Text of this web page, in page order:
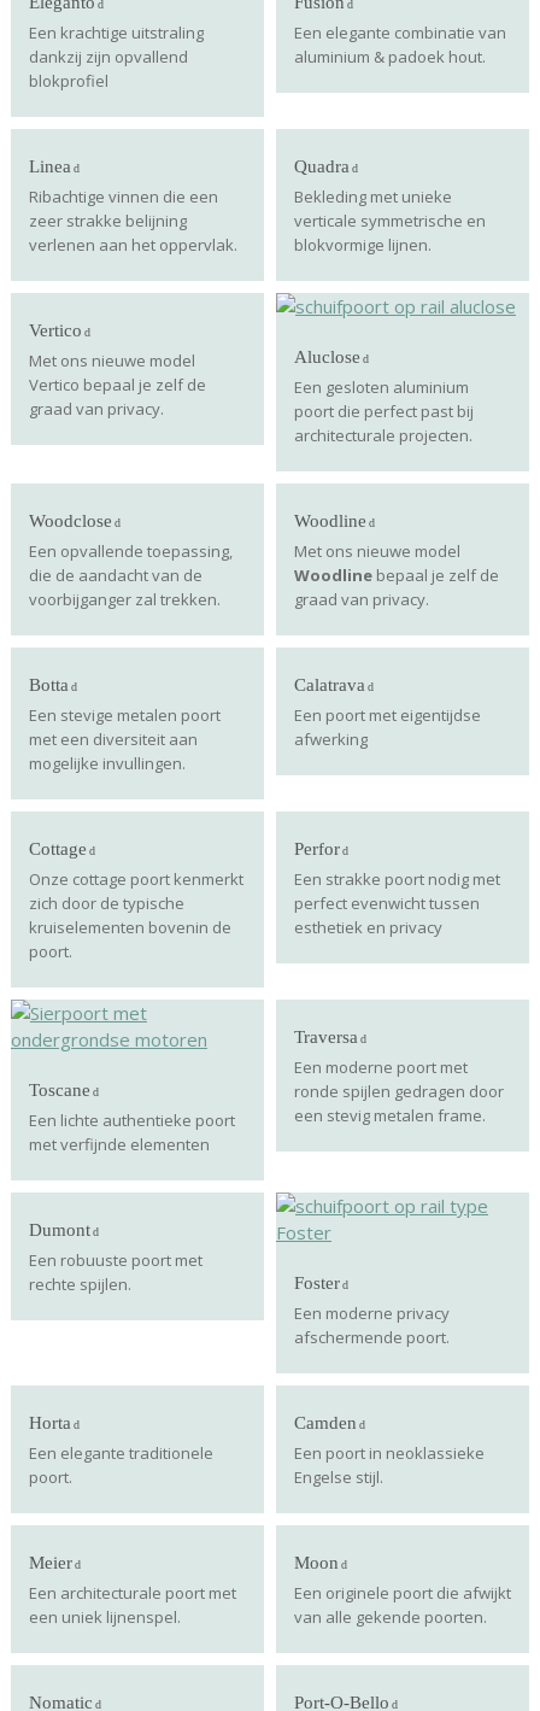
Een krachtige uitstraling
dankzij zijn opvallend
blokprofiel
Een elegante combinatie van
aluminium & padoek hout.
Linea
Ribachtige vinnen die een
zeer strakke belijning
verlenen aan het oppervlak.
Quadra
Bekleding met unieke
verticale symmetrische en
blokvormige lijnen.
Vertico
Met ons nieuwe model
Vertico bepaal je zelf de
graad van privacy.
Aluclose
Een gesloten aluminium
poort die perfect past bij
architecturale projecten.
Woodclose
Een opvallende toepassing,
die de aandacht van de
voorbijganger zal trekken.
Woodline
Met ons nieuwe model
Woodline bepaal je zelf de
graad van privacy.
Botta
Een stevige metalen poort
met een diversiteit aan
mogelijke invullingen.
Calatrava
Een poort met eigentijdse
afwerking
Cottage
Onze cottage poort kenmerkt
zich door de typische
kruiselementen bovenin de
poort.
Perfor
Een strakke poort nodig met
perfect evenwicht tussen
esthetiek en privacy
Toscane
Een lichte authentieke poort
met verfijnde elementen
Traversa
Een moderne poort met
ronde spijlen gedragen door
een stevig metalen frame.
Dumont
Een robuuste poort met
rechte spijlen.
Foster
Een moderne privacy
afschermende poort.
Horta
Een elegante traditionele
poort.
Camden
Een poort in neoklassieke
Engelse stijl.
Meier
Een architecturale poort met
een uniek lijnenspel.
Moon
Een originele poort die afwijkt
van alle gekende poorten.
Nomatic Port-O-Bello